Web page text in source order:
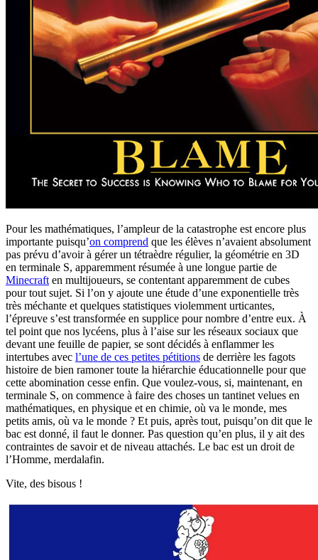
Pour les mathématiques, l’ampleur de la catastrophe est encore plus
importante puisqu’on comprend que les élèves n’avaient absolument
pas prévu d’avoir à gérer un tétraèdre régulier, la géométrie en 3D
en terminale S, apparemment résumée à une longue partie de
Minecraft en multijoueurs, se contentant apparemment de cubes
pour tout sujet. Si l’on y ajoute une étude d’une exponentielle très
très méchante et quelques statistiques violemment urticantes,
l’épreuve s’est transformée en supplice pour nombre d’entre eux. À
tel point que nos lycéens, plus à l’aise sur les réseaux sociaux que
devant une feuille de papier, se sont décidés à enflammer les
intertubes avec l’une de ces petites pétitions de derrière les fagots
histoire de bien ramoner toute la hiérarchie éducationnelle pour que
cette abomination cesse enfin. Que voulez-vous, si, maintenant, en
terminale S, on commence à faire des choses un tantinet velues en
mathématiques, en physique et en chimie, où va le monde, mes
petits amis, où va le monde ? Et puis, après tout, puisqu’on dit que le
bac est donné, il faut le donner. Pas question qu’en plus, il y ait des
contraintes de savoir et de niveau attachés. Le bac est un droit de
l’Homme, merdalafin.
Vite, des bisous !